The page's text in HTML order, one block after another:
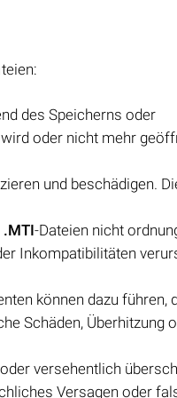
des Speicherns oder
oder nicht mehr
und beschädigen.
.MTI-Dateien nicht
Inkompatibilitäten
können dazu führen,
Schäden, Überhitzung
versehentlich
Versagen oder